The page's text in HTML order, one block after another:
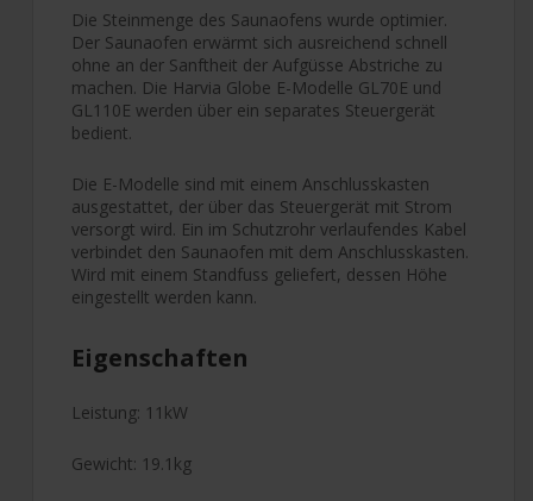
Die Steinmenge des Saunaofens wurde optimier.
Der Saunaofen erwärmt sich ausreichend schnell
ohne an der Sanftheit der Aufgüsse Abstriche zu
machen. Die Harvia Globe E-Modelle GL70E und
GL110E werden über ein separates Steuergerät
bedient.
Die E-Modelle sind mit einem Anschlusskasten
ausgestattet, der über das Steuergerät mit Strom
versorgt wird. Ein im Schutzrohr verlaufendes Kabel
verbindet den Saunaofen mit dem Anschlusskasten.
Wird mit einem Standfuss geliefert, dessen Höhe
eingestellt werden kann.
Eigenschaften
Leistung: 11kW
Gewicht: 19.1kg